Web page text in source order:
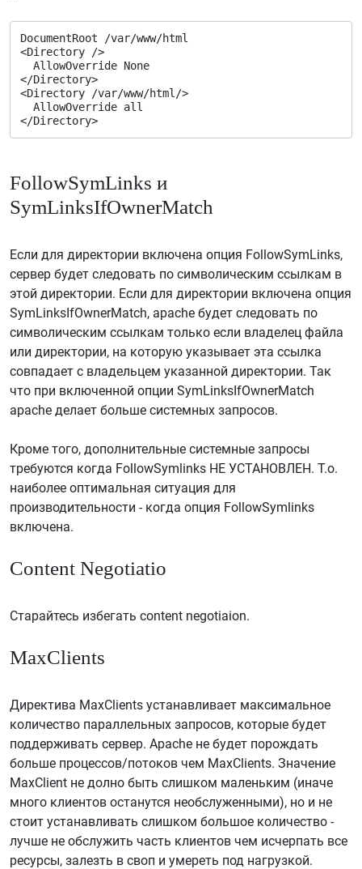
DocumentRoot /var/www/html
<Directory />
  AllowOverride None
</Directory>
<Directory /var/www/html/>
  AllowOverride all
</Directory>
FollowSymLinks и
SymLinksIfOwnerMatch
Если для директории включена опция FollowSymLinks,
сервер будет следовать по символическим ссылкам в
этой директории. Если для директории включена опция
SymLinksIfOwnerMatch, apache будет следовать по
символическим ссылкам только если владелец файла
или директории, на которую указывает эта ссылка
совпадает с владельцем указанной директории. Так
что при включенной опции SymLinksIfOwnerMatch
apache делает больше системных запросов.
Кроме того, дополнительные системные запросы
требуются когда FollowSymlinks НЕ УСТАНОВЛЕН. Т.о.
наиболее оптимальная ситуация для
производительности - когда опция FollowSymlinks
включена.
Content Negotiatio
Старайтесь избегать content negotiaion.
MaxClients
Директива MaxClients устанавливает максимальное
количество параллельных запросов, которые будет
поддерживать сервер. Apache не будет порождать
больше процессов/потоков чем MaxClients. Значение
MaxClient не долно быть слишком маленьким (иначе
много клиентов останутся необслуженными), но и не
стоит устанавливать слишком большое количество -
лучше не обслужить часть клиентов чем исчерпать все
ресурсы, залезть в своп и умереть под нагрузкой.